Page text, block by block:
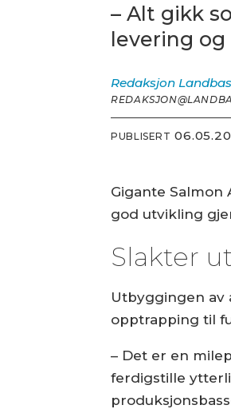
– Alt gikk
levering
Redaksjon
PUBLISERT
Gigante Salmon
god utvikling
Slakter
Utbyggingen av
opptrapping til
– Det er en
ferdigstille